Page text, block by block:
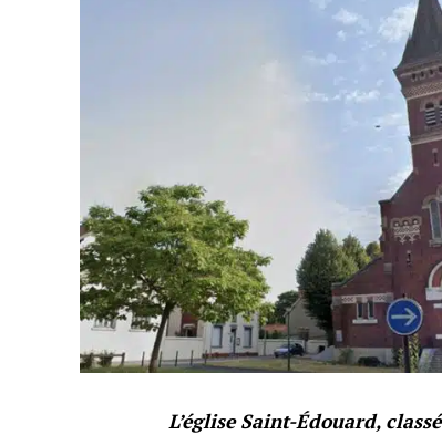
L’église Saint-Édouard,